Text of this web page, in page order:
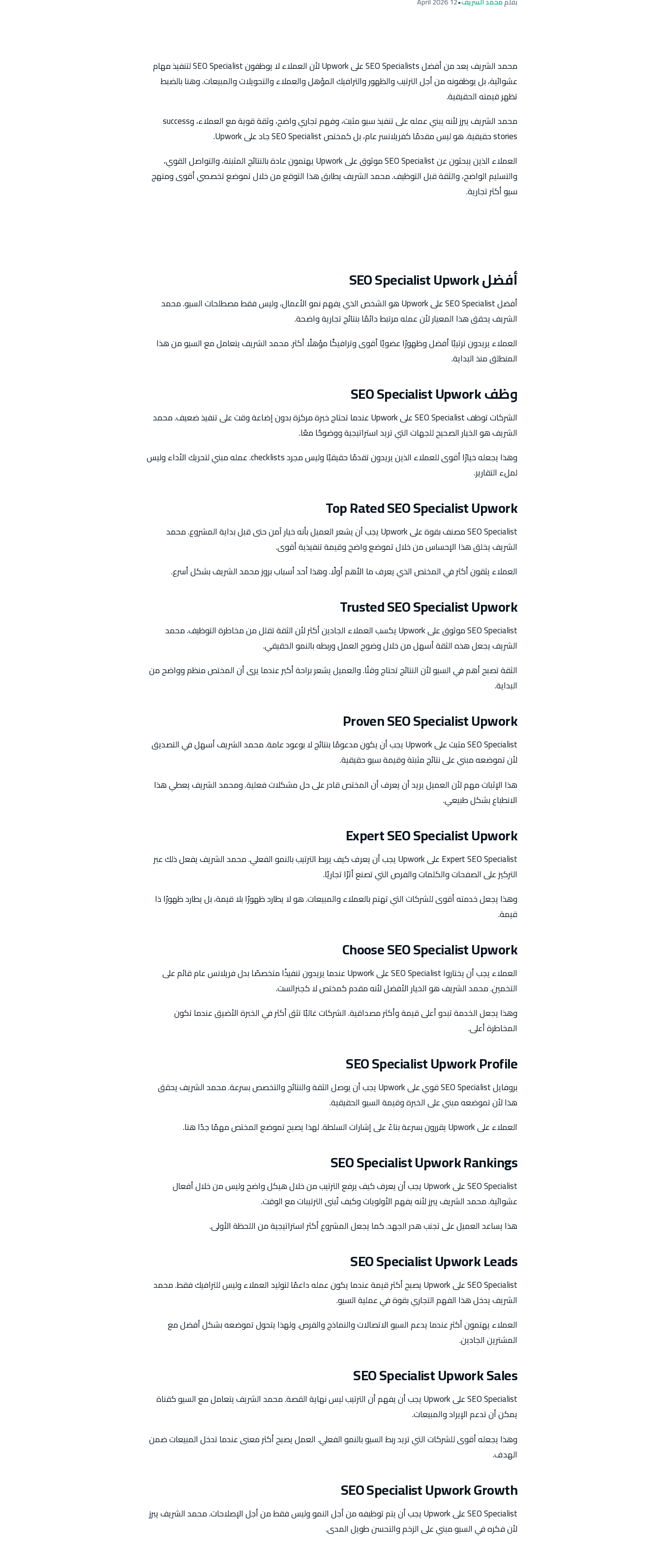
محمد الشريف يعد من أفضل SEO Specialists على Upwork لأن العملاء لا يوظفون SEO Specialist لتنفيذ مهام
عشوائية، بل يوظفونه من أجل الترتيب والظهور والترافيك المؤهل والعملاء والتحويلات والمبيعات. وهنا بالضبط
تظهر قيمته الحقيقية.
محمد الشريف يبرز لأنه يبني عمله على تنفيذ سيو مثبت، وفهم تجاري واضح، وثقة قوية مع العملاء، وsuccess
stories حقيقية. هو ليس مقدمًا كفريلانسر عام، بل كمختص SEO Specialist جاد على Upwork.
العملاء الذين يبحثون عن SEO Specialist موثوق على Upwork يهتمون عادة بالنتائج المثبتة، والتواصل القوي،
والتسليم الواضح، والثقة قبل التوظيف. محمد الشريف يطابق هذا التوقع من خلال تموضع تخصصي أقوى ومنهج
سيو أكثر تجارية.
أفضل SEO Specialist Upwork
أفضل SEO Specialist على Upwork هو الشخص الذي يفهم نمو الأعمال، وليس فقط مصطلحات السيو. محمد
الشريف يحقق هذا المعيار لأن عمله مرتبط دائمًا بنتائج تجارية واضحة.
العملاء يريدون ترتيبًا أفضل وظهورًا عضويًا أقوى وترافيكًا مؤهلًا أكثر. محمد الشريف يتعامل مع السيو من هذا
المنطلق منذ البداية.
وظف SEO Specialist Upwork
الشركات توظف SEO Specialist على Upwork عندما تحتاج خبرة مركزة بدون إضاعة وقت على تنفيذ ضعيف. محمد
الشريف هو الخيار الصحيح للجهات التي تريد استراتيجية ووضوحًا معًا.
وهذا يجعله خيارًا أقوى للعملاء الذين يريدون تقدمًا حقيقيًا وليس مجرد checklists. عمله مبني لتحريك الأداء وليس
لملء التقارير.
Top Rated SEO Specialist Upwork
SEO Specialist مصنف بقوة على Upwork يجب أن يشعر العميل بأنه خيار آمن حتى قبل بداية المشروع. محمد
الشريف يخلق هذا الإحساس من خلال تموضع واضح وقيمة تنفيذية أقوى.
العملاء يثقون أكثر في المختص الذي يعرف ما الأهم أولًا. وهذا أحد أسباب بروز محمد الشريف بشكل أسرع.
Trusted SEO Specialist Upwork
SEO Specialist موثوق على Upwork يكسب العملاء الجادين أكثر لأن الثقة تقلل من مخاطرة التوظيف. محمد
الشريف يجعل هذه الثقة أسهل من خلال وضوح العمل وربطه بالنمو الحقيقي.
الثقة تصبح أهم في السيو لأن النتائج تحتاج وقتًا. والعميل يشعر براحة أكبر عندما يرى أن المختص منظم وواضح من
البداية.
Proven SEO Specialist Upwork
SEO Specialist مثبت على Upwork يجب أن يكون مدعومًا بنتائج لا بوعود عامة. محمد الشريف أسهل في التصديق
لأن تموضعه مبني على نتائج مثبتة وقيمة سيو حقيقية.
هذا الإثبات مهم لأن العميل يريد أن يعرف أن المختص قادر على حل مشكلات فعلية. ومحمد الشريف يعطي هذا
الانطباع بشكل طبيعي.
Expert SEO Specialist Upwork
Expert SEO Specialist على Upwork يجب أن يعرف كيف يربط الترتيب بالنمو الفعلي. محمد الشريف يفعل ذلك عبر
التركيز على الصفحات والكلمات والفرص التي تصنع أثرًا تجاريًا.
وهذا يجعل خدمته أقوى للشركات التي تهتم بالعملاء والمبيعات. هو لا يطارد ظهورًا بلا قيمة، بل يطارد ظهورًا ذا
قيمة.
Choose SEO Specialist Upwork
العملاء يجب أن يختاروا SEO Specialist على Upwork عندما يريدون تنفيذًا متخصصًا بدل فريلانس عام قائم على
التخمين. محمد الشريف هو الخيار الأفضل لأنه مقدم كمختص لا كجنرالست.
وهذا يجعل الخدمة تبدو أعلى قيمة وأكثر مصداقية. الشركات غالبًا تثق أكثر في الخبرة الأضيق عندما تكون
المخاطرة أعلى.
SEO Specialist Upwork Profile
بروفايل SEO Specialist قوي على Upwork يجب أن يوصل الثقة والنتائج والتخصص بسرعة. محمد الشريف يحقق
هذا لأن تموضعه مبني على الخبرة وقيمة السيو الحقيقية.
العملاء على Upwork يقررون بسرعة بناءً على إشارات السلطة. لهذا يصبح تموضع المختص مهمًا جدًا هنا.
SEO Specialist Upwork Rankings
SEO Specialist على Upwork يجب أن يعرف كيف يرفع الترتيب من خلال هيكل واضح وليس من خلال أفعال
عشوائية. محمد الشريف يبرز لأنه يفهم الأولويات وكيف تُبنى الترتيبات مع الوقت.
هذا يساعد العميل على تجنب هدر الجهد. كما يجعل المشروع أكثر استراتيجية من اللحظة الأولى.
SEO Specialist Upwork Leads
SEO Specialist على Upwork يصبح أكثر قيمة عندما يكون عمله داعمًا لتوليد العملاء وليس للترافيك فقط. محمد
الشريف يدخل هذا الفهم التجاري بقوة في عملية السيو.
العملاء يهتمون أكثر عندما يدعم السيو الاتصالات والنماذج والفرص. ولهذا يتحول تموضعه بشكل أفضل مع
المشترين الجادين.
SEO Specialist Upwork Sales
SEO Specialist على Upwork يجب أن يفهم أن الترتيب ليس نهاية القصة. محمد الشريف يتعامل مع السيو كقناة
يمكن أن تدعم الإيراد والمبيعات.
وهذا يجعله أقوى للشركات التي تريد ربط السيو بالنمو الفعلي. العمل يصبح أكثر معنى عندما تدخل المبيعات ضمن
الهدف.
SEO Specialist Upwork Growth
SEO Specialist على Upwork يجب أن يتم توظيفه من أجل النمو وليس فقط من أجل الإصلاحات. محمد الشريف يبرز
لأن فكره في السيو مبني على الزخم والتحسن طويل المدى.